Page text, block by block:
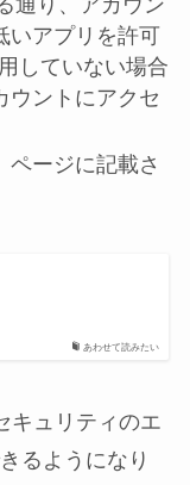
いアプリを許可
していない場合
ウントにアクセ
ページに記載さ
あわせて読みたい
キュリティのエ
るようになり